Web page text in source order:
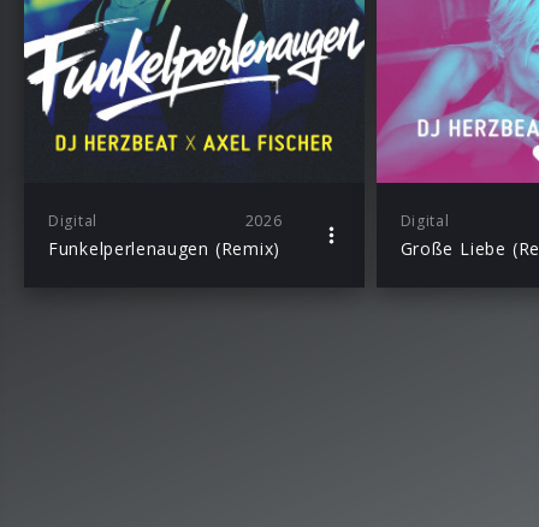
Digital 2026
Funkelperlenaugen (Remix)
Digital
Große Liebe